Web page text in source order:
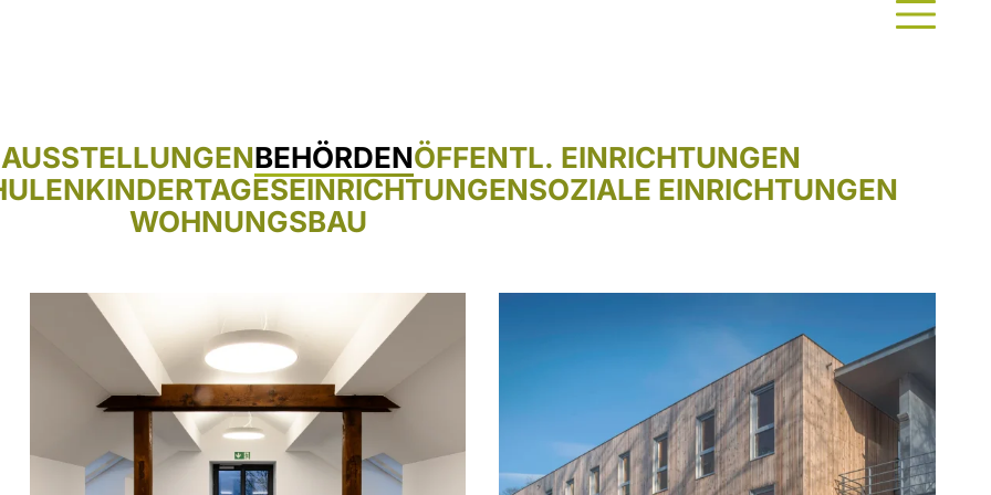
AUSSTELLUNGENBEHÖRDENÖFFENTL. EINRICHTUNGEN
KINDERTAGESEINRICHTUNGENSOZIALE EINRICHTUNGEN
WOHNUNGSBAU